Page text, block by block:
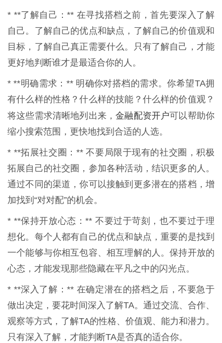
* **了解自己：** 在寻找搭档之前，首先要深入了解
自己。了解自己的优点和缺点，了解自己的价值观和
目标，了解自己真正需要什么。只有了解自己，才能
更好地判断谁才是最适合你的人。
* **明确需求：** 明确你对搭档的需求。你希望TA拥
有什么样的性格？什么样的技能？什么样的价值观？
将这些需求清晰地列出来，金融配资开户可以帮助你
缩小搜索范围，更快地找到合适的人选。
* **拓展社交圈：** 不要局限于现有的社交圈，积极
拓展自己的社交圈，参加各种活动，结识更多的人。
通过不同的渠道，你可以接触到更多潜在的搭档，增
加找到“对对配”的机会。
* **保持开放心态：** 不要过于苛刻，也不要过于理
想化。每个人都有自己的优点和缺点，重要的是找到
一个能够与你相互包容、相互理解的人。保持开放的
心态，才能发现那些隐藏在平凡之中的闪光点。
* **深入了解：** 在确定潜在的搭档之后，不要急于
做出决定，要花时间深入了解TA。通过交流、合作、
观察等方式，了解TA的性格、价值观、能力和潜力。
只有深入了解，才能判断TA是否真的适合你。